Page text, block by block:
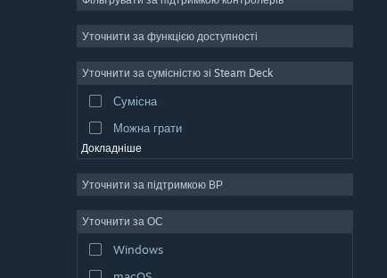
Створення відео
Обробка фотографій
Уточнити за функцією доступності
Уточнити за сумісністю зі Steam Deck
Сумісна
Можна грати
Докладніше
Уточнити за підтримкою ВР
Уточнити за ОС
Windows